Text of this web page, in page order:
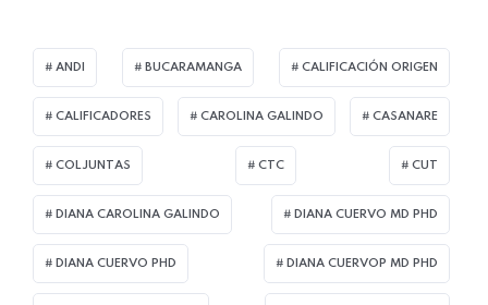
ANDI BUCARAMANGA CALIFICACIÓN ORIGEN
CALIFICADORES CAROLINA GALINDO CASANARE
COLJUNTAS CTC CUT
DIANA CAROLINA GALINDO DIANA CUERVO MD PHD
DIANA CUERVO PHD DIANA CUERVOP MD PHD